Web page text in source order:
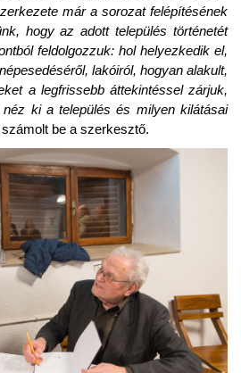
már a sorozat felépítésének
hogy az adott település történetét
feldolgozzuk: hol helyezkedik el,
lakóiról, hogyan alakult,
a legfrissebb áttekintéssel zárjuk,
ki a település és milyen kilátásai
számolt be a szerkesztő.